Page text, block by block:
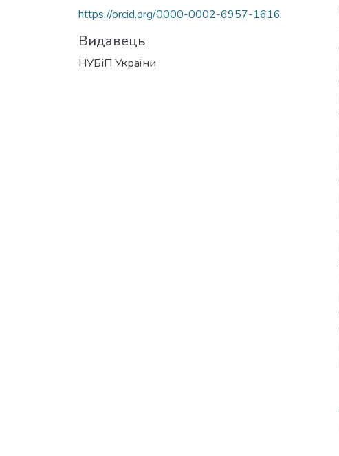
https://orcid.org/0000-0002-6957-1616
Видавець
НУБіП України